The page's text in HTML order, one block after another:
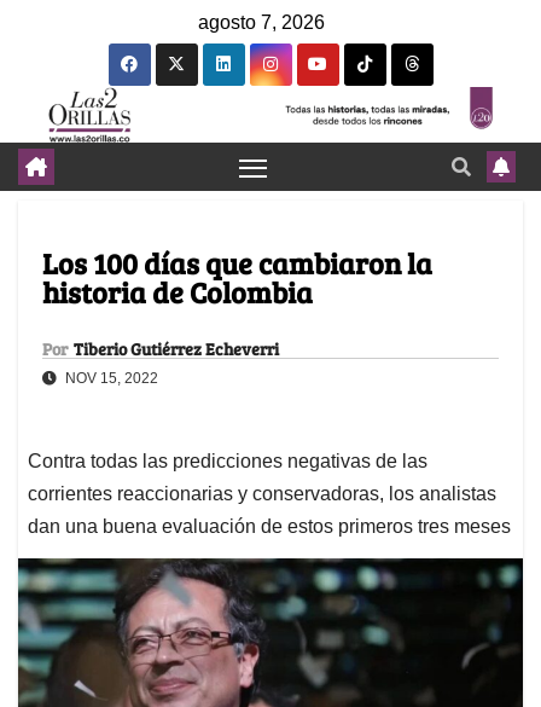
agosto 7, 2026
Los 100 días que cambiaron la
historia de Colombia
Por Tiberio Gutiérrez Echeverri
NOV 15, 2022
Contra todas las predicciones negativas de las
corrientes reaccionarias y conservadoras, los analistas
dan una buena evaluación de estos primeros tres meses